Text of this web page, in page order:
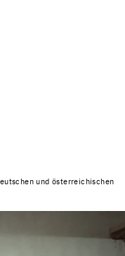
und österreichischen